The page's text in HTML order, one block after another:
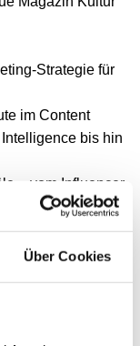
Über Cookies
Strategie für
im Content
bis hin
– vom Influencer
Sie Ihre Kunden
Abteilungen
Promotion die
steigern